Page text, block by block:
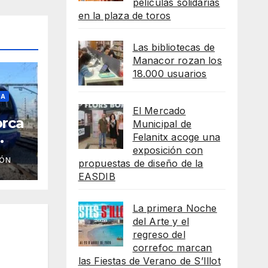
en la plaza de toros
Las bibliotecas de
Manacor rozan los
18.000 usuarios
El Mercado
Municipal de
Felanitx acoge una
exposición con
propuestas de diseño de la
EASDIB
La primera Noche
del Arte y el
regreso del
correfoc marcan
las Fiestas de Verano de S’Illot